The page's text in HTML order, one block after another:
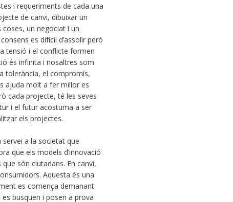
i requeriments de cada una
de canvi, dibuixar un
coses, un negociat i un
es difícil d’assolir però
tensió i el conflicte formen
és infinita i nosaltres som
tolerància, el compromís,
ajuda molt a fer millor es
cada projecte, té les seves
i el futur acostuma a ser
els projectes.
servei a la societat que
que els models d’innovació
són ciutadans. En canvi,
Aquesta és una
es comença demanant
busquen i posen a prova